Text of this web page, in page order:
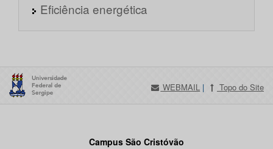
Eficiência energética
WEBMAIL | Topo do Site
Campus São Cristóvão